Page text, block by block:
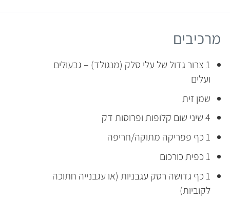
מרכיבים
1 צרור גדול של עלי סלק (מנגולד) – גבעולים
ועלים
שמן זית
4 שיני שום קלופות ופרוסות דק
1 כף פפריקה מתוקה/חריפה
1 כפית כורכום
1 כף גדושה רסק עגבניות (או עגבנייה חתוכה
לקוביות)